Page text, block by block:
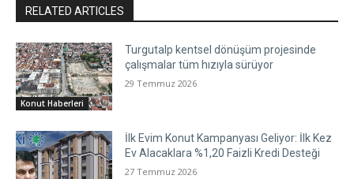
RELATED ARTICLES
Konut Haberleri
Turgutalp kentsel dönüşüm projesinde
çalışmalar tüm hızıyla sürüyor
29 Temmuz 2026
İlk Evim Konut Kampanyası Geliyor: İlk Kez
Ev Alacaklara %1,20 Faizli Kredi Desteği
27 Temmuz 2026